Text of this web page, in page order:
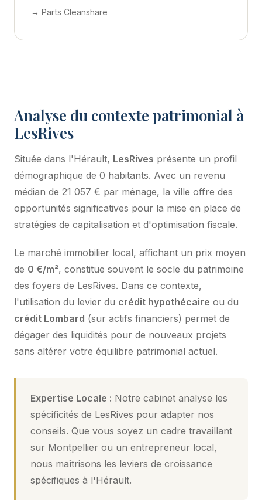
Analyse du contexte patrimonial à
LesRives
Située dans l'Hérault, LesRives présente un profil
démographique de 0 habitants. Avec un revenu
médian de 21 057 € par ménage, la ville offre des
opportunités significatives pour la mise en place de
stratégies de capitalisation et d'optimisation fiscale.
Le marché immobilier local, affichant un prix moyen
de 0 €/m², constitue souvent le socle du patrimoine
des foyers de LesRives. Dans ce contexte,
l'utilisation du levier du crédit hypothécaire ou du
crédit Lombard (sur actifs financiers) permet de
dégager des liquidités pour de nouveaux projets
sans altérer votre équilibre patrimonial actuel.
Expertise Locale : Notre cabinet analyse les
spécificités de LesRives pour adapter nos
conseils. Que vous soyez un cadre travaillant
sur Montpellier ou un entrepreneur local,
nous maîtrisons les leviers de croissance
spécifiques à l'Hérault.
→ Parts Cleanshare